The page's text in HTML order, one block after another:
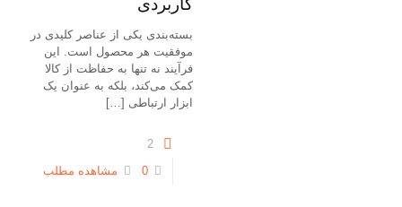
بسته‌بندی یکی از عناصر کلیدی در
موفقیت هر محصول است. این
فرآیند نه تنها به حفاظت از کالا
کمک می‌کند، بلکه به عنوان یک
ابزار ارتباطی […]
2
0
مشاهده مطلب